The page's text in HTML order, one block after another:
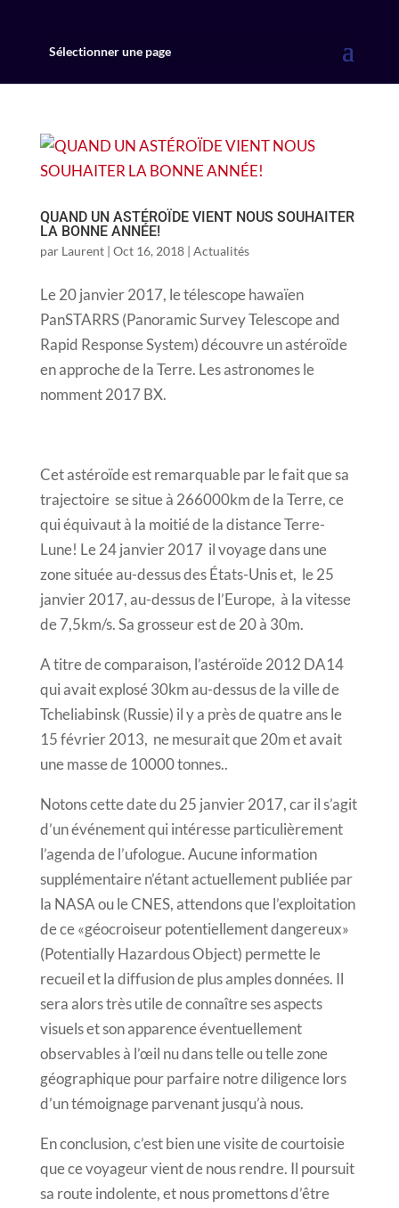
Sélectionner une page
QUAND UN ASTÉROÏDE VIENT NOUS SOUHAITER
LA BONNE ANNÉE!
par Laurent| Oct 16, 2018| Actualités
Le 20 janvier 2017, le télescope hawaïen
PanSTARRS (Panoramic Survey Telescope and
Rapid Response System) découvre un astéroïde
en approche de la Terre. Les astronomes le
nomment 2017 BX.
Cet astéroïde est remarquable par le fait que sa
trajectoire se situe à 266000km de la Terre, ce
qui équivaut à la moitié de la distance Terre-
Lune! Le 24 janvier 2017 il voyage dans une
zone située au-dessus des États-Unis et, le 25
janvier 2017, au-dessus de l’Europe, à la vitesse
de 7,5km/s. Sa grosseur est de 20 à 30m.
A titre de comparaison, l’astéroïde 2012 DA14
qui avait explosé 30km au-dessus de la ville de
Tcheliabinsk (Russie) il y a près de quatre ans le
15 février 2013, ne mesurait que 20m et avait
une masse de 10000 tonnes..
Notons cette date du 25 janvier 2017, car il s’agit
d’un événement qui intéresse particulièrement
l’agenda de l’ufologue. Aucune information
supplémentaire n’étant actuellement publiée par
la NASA ou le CNES, attendons que l’exploitation
de ce «géocroiseur potentiellement dangereux»
(Potentially Hazardous Object) permette le
recueil et la diffusion de plus amples données. Il
sera alors très utile de connaître ses aspects
visuels et son apparence éventuellement
observables à l’œil nu dans telle ou telle zone
géographique pour parfaire notre diligence lors
d’un témoignage parvenant jusqu’à nous.
En conclusion, c’est bien une visite de courtoisie
que ce voyageur vient de nous rendre. Il poursuit
sa route indolente, et nous promettons d’être